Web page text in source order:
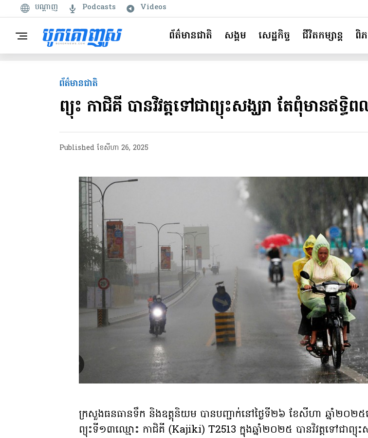
បណ្តាញ Podcasts Videos
ព័ត៌មានជាតិ សង្គម សេដ្ឋកិច្ច ជីវិតកម្សាន្ត ពិ
ព័ត៌មានជាតិ
ព្យុះ កាជិគី បានវិវត្តទៅជាព្យុះសង្ឃរា តែពុំមានឥទ្ធិ
Published ខែ​សីហា 26, 2025
ក្រសួងធនធានទឹក និងឧត្តុនិយម បានបញ្ជាក់នៅថ្ងៃទី២៦ ខែសីហា ឆ្នាំ២០២៥
ព្យុះទី១៣ឈ្មោះ កាជិគី (Kajiki) T2513 ក្នុងឆ្នាំ២០២៥ បានវិវត្តទៅជាព្យុះ